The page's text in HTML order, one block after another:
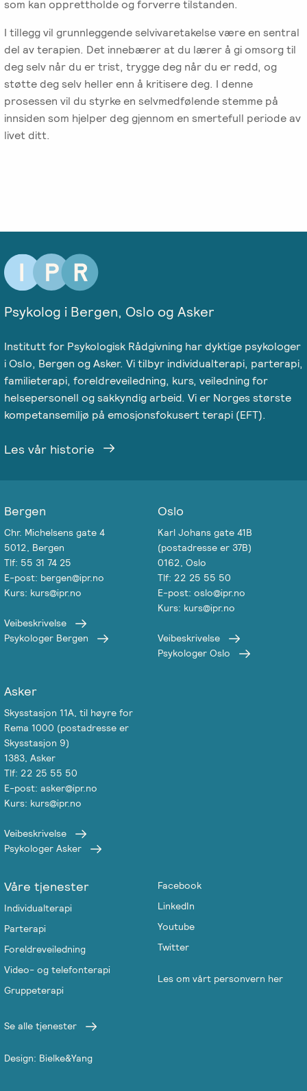
som kan opprettholde og forverre tilstanden.
I tillegg vil grunnleggende selvivaretakelse være en sentral
del av terapien. Det innebærer at du lærer å gi omsorg til
deg selv når du er trist, trygge deg når du er redd, og
støtte deg selv heller enn å kritisere deg. I denne
prosessen vil du styrke en selvmedfølende stemme på
innsiden som hjelper deg gjennom en smertefull periode av
livet ditt.
Psykolog i Bergen, Oslo og Asker
Institutt for Psykologisk Rådgivning har dyktige psykologer
i Oslo, Bergen og Asker. Vi tilbyr individualterapi, parterapi,
familieterapi, foreldreveiledning, kurs, veiledning for
helsepersonell og sakkyndig arbeid. Vi er Norges største
kompetansemiljø på emosjonsfokusert terapi (EFT).
Les vår historie
Bergen
Chr. Michelsens gate 4
5012, Bergen
Tlf: 55 31 74 25
E-post: bergen@ipr.no
Kurs: kurs@ipr.no
Veibeskrivelse
Psykologer Bergen
Oslo
Karl Johans gate 41B
(postadresse er 37B)
0162, Oslo
Tlf: 22 25 55 50
E-post: oslo@ipr.no
Kurs: kurs@ipr.no
Veibeskrivelse
Psykologer Oslo
Asker
Skysstasjon 11A, til høyre for
Rema 1000 (postadresse er
Skysstasjon 9)
1383, Asker
Tlf: 22 25 55 50
E-post: asker@ipr.no
Kurs: kurs@ipr.no
Veibeskrivelse
Psykologer Asker
Våre tjenester
Individualterapi
Parterapi
Foreldreveiledning
Video- og telefonterapi
Gruppeterapi
Se alle tjenester
Facebook
LinkedIn
Youtube
Twitter
Les om vårt personvern her
Design: Bielke&Yang